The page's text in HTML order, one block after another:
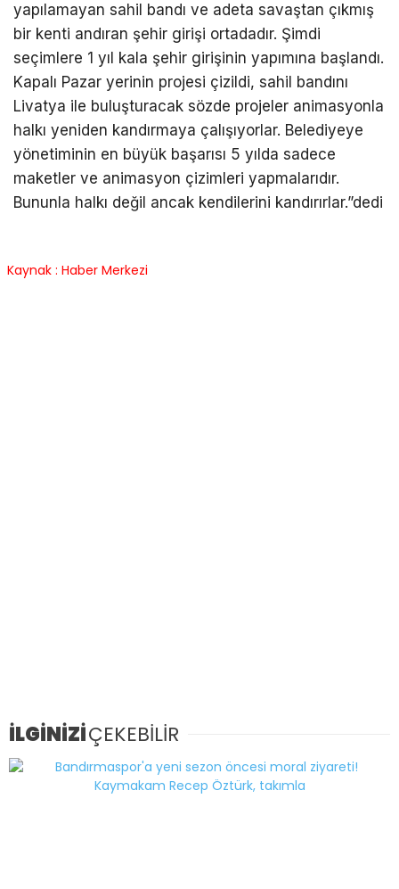
yapılamayan sahil bandı ve adeta savaştan çıkmış
bir kenti andıran şehir girişi ortadadır. Şimdi
seçimlere 1 yıl kala şehir girişinin yapımına başlandı.
Kapalı Pazar yerinin projesi çizildi, sahil bandını
Livatya ile buluşturacak sözde projeler animasyonla
halkı yeniden kandırmaya çalışıyorlar. Belediyeye
yönetiminin en büyük başarısı 5 yılda sadece
maketler ve animasyon çizimleri yapmalarıdır.
Bununla halkı değil ancak kendilerini kandırırlar.”dedi
Kaynak : Haber Merkezi
İLGİNİZİÇEKEBİLİR